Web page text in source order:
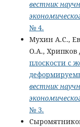
вестник
№ 4.
Мухин А.С.,
О.А., Хрипков
плоскости с
вестник
№ 3.